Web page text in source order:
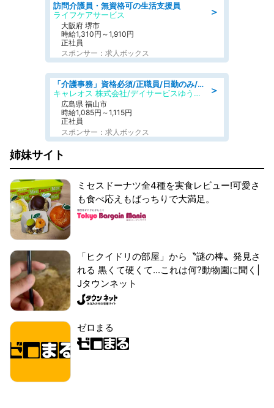
＞
訪問介護員・無資格可の生活支援員
ライフケアサービス
大阪府 堺市
時給1,310円～1,910円
正社員
スポンサー：求人ボックス
＞
「介護事務」資格必須/正職員/日勤のみ/デイサービス
キャレオス 株式会社/デイサービスゆうゆう南本庄
広島県 福山市
時給1,085円～1,115円
正社員
スポンサー：求人ボックス
姉妹サイト
ミセスドーナツ全4種を実食レビュー!可愛さ
も食べ応えもばっちりで大満足。
「ヒクイドリの部屋」から〝謎の棒〟発見さ
れる 黒くて硬くて...これは何?動物園に聞く|
Jタウンネット
ゼロまる